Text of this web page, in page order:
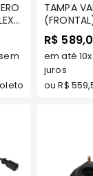
Suspensão
Correias
Filtros
TAMPA
3.0 V6
R$
em até 10x
juros
ouR$